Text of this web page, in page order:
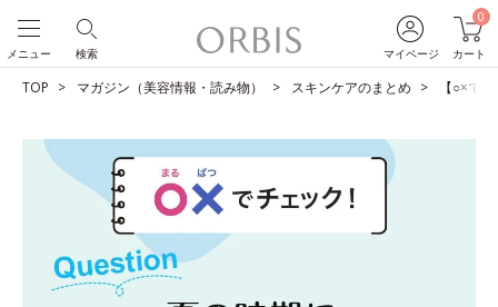
マイページ
0
カート
検索
メニュー
TOP マガジン（美容情報・読み物） スキンケアのまとめ 【○×で